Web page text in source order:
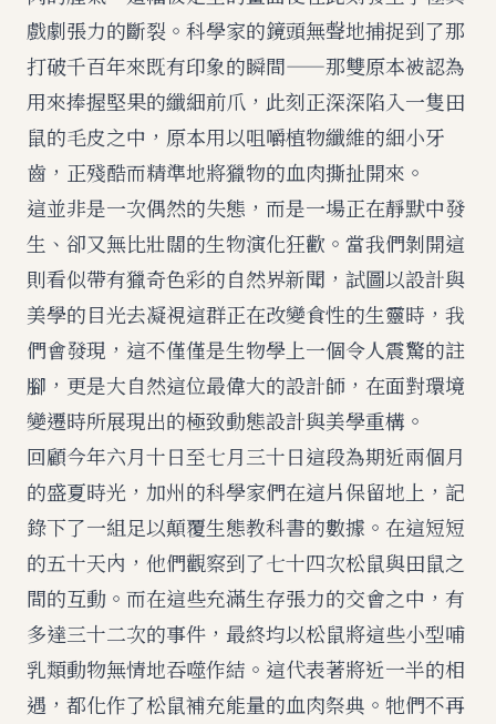
戲劇張力的斷裂。科學家的鏡頭無聲地捕捉到了那
打破千百年來既有印象的瞬間——那雙原本被認為
用來捧握堅果的纖細前爪，此刻正深深陷入一隻田
鼠的毛皮之中，原本用以咀嚼植物纖維的細小牙
齒，正殘酷而精準地將獵物的血肉撕扯開來。
這並非是一次偶然的失態，而是一場正在靜默中發
生、卻又無比壯闊的生物演化狂歡。當我們剝開這
則看似帶有獵奇色彩的自然界新聞，試圖以設計與
美學的目光去凝視這群正在改變食性的生靈時，我
們會發現，這不僅僅是生物學上一個令人震驚的註
腳，更是大自然這位最偉大的設計師，在面對環境
變遷時所展現出的極致動態設計與美學重構。
回顧今年六月十日至七月三十日這段為期近兩個月
的盛夏時光，加州的科學家們在這片保留地上，記
錄下了一組足以顛覆生態教科書的數據。在這短短
的五十天內，他們觀察到了七十四次松鼠與田鼠之
間的互動。而在這些充滿生存張力的交會之中，有
多達三十二次的事件，最終均以松鼠將這些小型哺
乳類動物無情地吞噬作結。這代表著將近一半的相
遇，都化作了松鼠補充能量的血肉祭典。牠們不再